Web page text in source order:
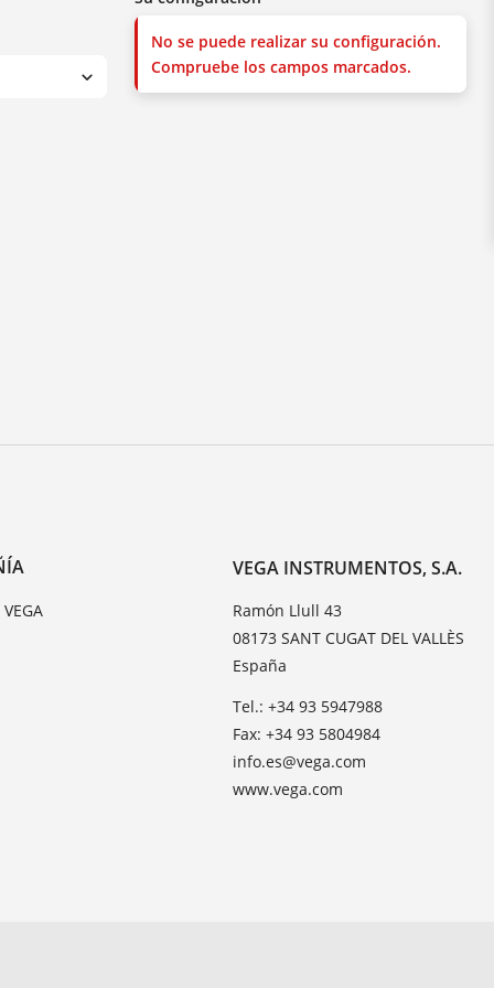
No se puede realizar su configuración.
Compruebe los campos marcados.
VEGA INSTRUMENTOS, S.A.
Ramón Llull 43
08173 SANT CUGAT DEL VALLÈS
España
Tel.: +34 93 5947988
Fax: +34 93 5804984
info.es@vega.com
www.vega.com